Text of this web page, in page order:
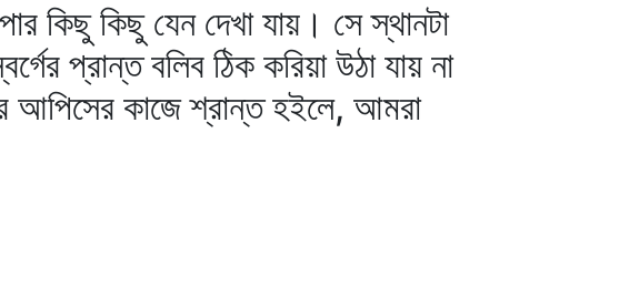
কিছু কিছু যেন দেখা যায়। সে স্থানটা
প্রান্ত বলিব ঠিক করিয়া উঠা যায় না
আপিসের কাজে শ্রান্ত হইলে, আমরা